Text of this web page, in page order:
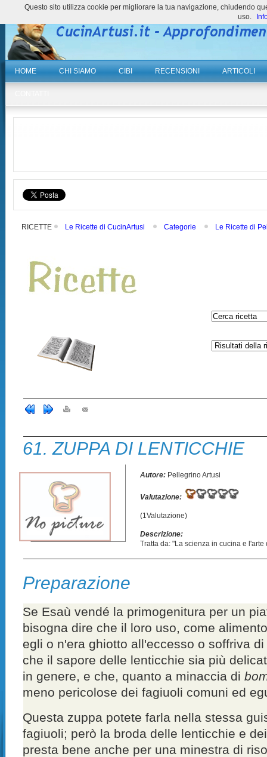
HOME CHI SIAMO CIBI RECENSIONI ARTICOLI
RICETTE Le Ricette di CucinArtusi Categorie
Le Ricette di
61. ZUPPA DI LENTICCHIE
Autore: Pellegrino Artusi
Valutazione:
(1Valutazione)
Descrizione:
Tratta da: "La scienza in cucina e l'arte
Preparazione
Se Esaù vendé la primogenitura per un
bisogna dire che il loro uso, come
egli o n'era ghiotto all'eccesso o soffriva
che il sapore delle lenticchie sia più
in genere, e che, quanto a minaccia di
meno pericolose dei fagiuoli comuni ed
Questa zuppa potete farla nella stessa
fagiuoli; però la broda delle lenticchie e
presta bene anche per una minestra di
Questo sito utilizza cookie per migliorare la tua navigazione, chiudendo
uso.